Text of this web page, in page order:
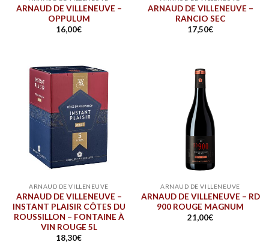
ARNAUD DE VILLENEUVE –
OPPULUM
16,00€
ARNAUD DE VILLENEUVE –
RANCIO SEC
17,50€
ARNAUD DE VILLENEUVE
ARNAUD DE VILLENEUVE –
INSTANT PLAISIR CÔTES DU
ROUSSILLON – FONTAINE À
VIN ROUGE 5L
18,30€
ARNAUD DE VILLENEUVE
ARNAUD DE VILLENEUVE – RD
900 ROUGE MAGNUM
21,00€